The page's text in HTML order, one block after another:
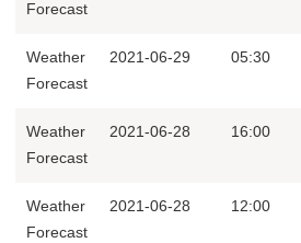
Forecast
Weather
Forecast
2021-06-29 05:30
Weather
Forecast
2021-06-28 16:00
Weather
Forecast
2021-06-28 12:00